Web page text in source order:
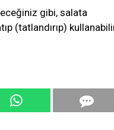
gibi, salata
(tatlandırıp)